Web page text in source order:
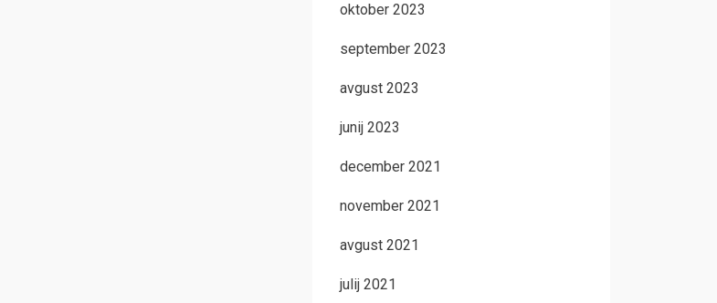
oktober 2023
september 2023
avgust 2023
junij 2023
december 2021
november 2021
avgust 2021
julij 2021